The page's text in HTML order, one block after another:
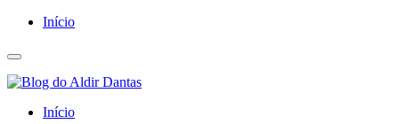
Início
Início